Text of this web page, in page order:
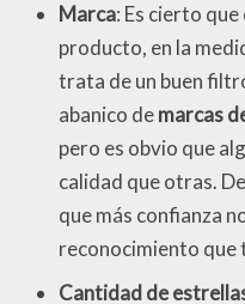
Marca: Es cierto
producto, en la
trata de un buen
abanico demarcas
pero es obvio que
calidad que otras.
que más confianza
reconocimiento que
Cantidad de